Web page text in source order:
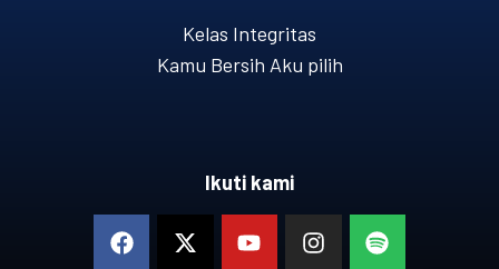
Kelas Integritas
Kamu Bersih Aku pilih
Ikuti kami